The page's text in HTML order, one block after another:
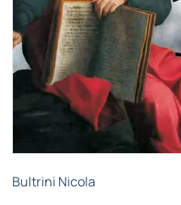
Bultrini Nicola